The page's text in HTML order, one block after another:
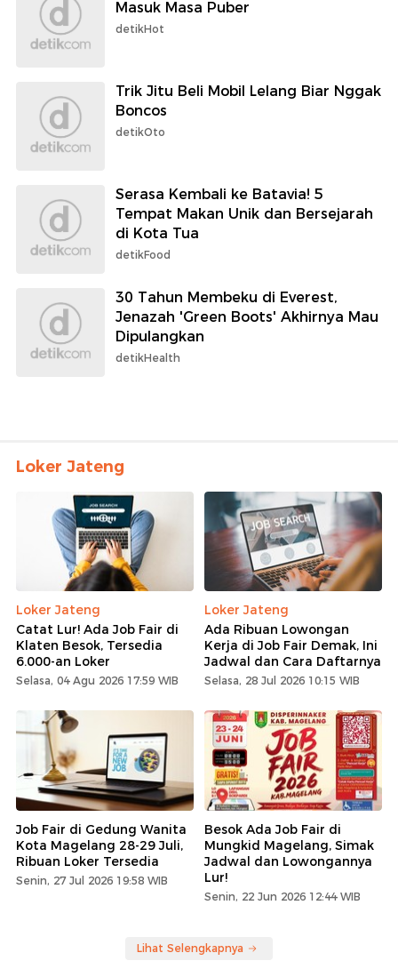
Masuk Masa Puber
detikHot
Trik Jitu Beli Mobil Lelang Biar Nggak
Boncos
detikOto
Serasa Kembali ke Batavia! 5
Tempat Makan Unik dan Bersejarah
di Kota Tua
detikFood
30 Tahun Membeku di Everest,
Jenazah 'Green Boots' Akhirnya Mau
Dipulangkan
detikHealth
Loker Jateng
Loker Jateng
Catat Lur! Ada Job Fair di
Klaten Besok, Tersedia
6.000-an Loker
Selasa, 04 Agu 2026 17:59 WIB
Loker Jateng
Ada Ribuan Lowongan
Kerja di Job Fair Demak, Ini
Jadwal dan Cara Daftarnya
Selasa, 28 Jul 2026 10:15 WIB
Job Fair di Gedung Wanita
Kota Magelang 28-29 Juli,
Ribuan Loker Tersedia
Senin, 27 Jul 2026 19:58 WIB
Besok Ada Job Fair di
Mungkid Magelang, Simak
Jadwal dan Lowongannya
Lur!
Senin, 22 Jun 2026 12:44 WIB
Lihat Selengkapnya